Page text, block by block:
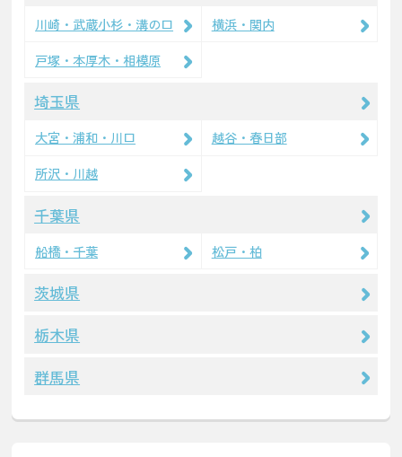
川崎・武蔵小杉・溝の口
横浜・関内
戸塚・本厚木・相模原
埼玉県
大宮・浦和・川口
越谷・春日部
所沢・川越
千葉県
船橋・千葉 松戸・柏
茨城県
栃木県
群馬県